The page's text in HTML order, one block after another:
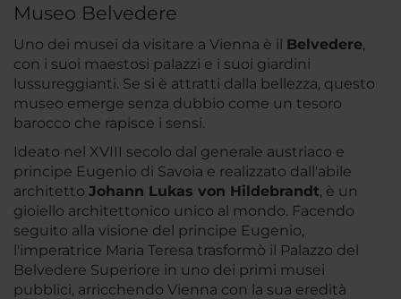
Museo Belvedere
Uno dei musei da visitare a Vienna è il Belvedere,
con i suoi maestosi palazzi e i suoi giardini
lussureggianti. Se si è attratti dalla bellezza, questo
museo emerge senza dubbio come un tesoro
barocco che rapisce i sensi.
Ideato nel XVIII secolo dal generale austriaco e
principe Eugenio di Savoia e realizzato dall'abile
architetto Johann Lukas von Hildebrandt, è un
gioiello architettonico unico al mondo. Facendo
seguito alla visione del principe Eugenio,
l'imperatrice Maria Teresa trasformò il Palazzo del
Belvedere Superiore in uno dei primi musei
pubblici, arricchendo Vienna con la sua eredità